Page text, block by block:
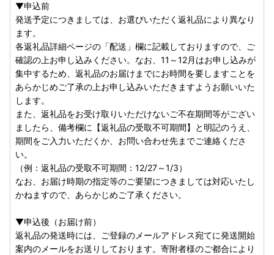
▼申込前
発送予定につきましては、お選びいただく返礼品により異なり
ます。
各返礼品詳細ページの「配送」欄に記載しておりますので、ご
確認の上お申し込みください。なお、11～12月はお申し込みが
集中するため、返礼品のお届けまでにお時間を要しますことを
あらかじめご了承の上お申し込みいただきますようお願いいた
します。
また、返礼品をお受け取りいただけないご不在期間等がござい
ましたら、備考欄に【返礼品の受取不可期間】と明記のうえ、
期間をご入力いただくか、お問い合わせ先までご連絡くださ
い。
（例：返礼品の受取不可期間：12/27～1/3）
なお、お届け時期の指定等のご要望につきましては対応いたし
かねますので、あらかじめご了承ください。
▼申込後（お届け前）
返礼品の発送時には、ご登録のメールアドレス宛てに発送開始
案内のメールをお送りしております。寄附者様のご都合により